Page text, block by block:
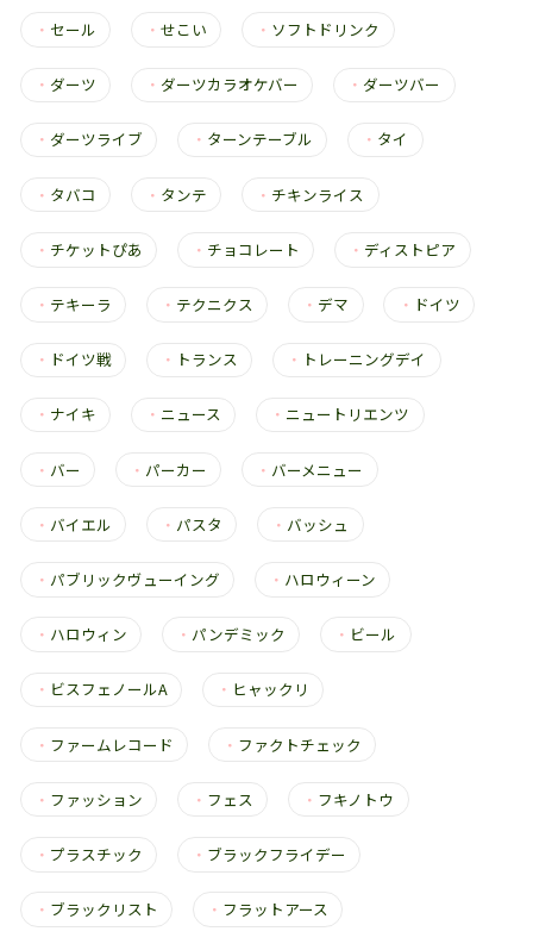
・ セール ・せこい ・ ソフトドリンク
・ ダーツ ・ ダーツカラオケバー ・ ダーツバー
・ ダーツライブ ・ ターンテーブル ・ タイ
・ タバコ ・ タンテ ・ チキンライス
・ チケットぴあ ・ チョコレート ・ ディストピア
・ テキーラ ・ テクニクス ・ デマ ・ ドイツ
・ ドイツ戦 ・ トランス ・ トレーニングデイ
・ ナイキ ・ ニュース ・ ニュートリエンツ
・ バー ・ パーカー ・ バーメニュー
・ バイエル ・ パスタ ・ バッシュ
・ パブリックヴューイング ・ ハロウィーン
・ ハロウィン ・ パンデミック ・ ビール
・ ビスフェノールA ・ ヒャックリ
・ ファームレコード ・ ファクトチェック
・ ファッション ・ フェス ・ フキノトウ
・ プラスチック ・ ブラックフライデー
・ ブラックリスト ・ フラットアース